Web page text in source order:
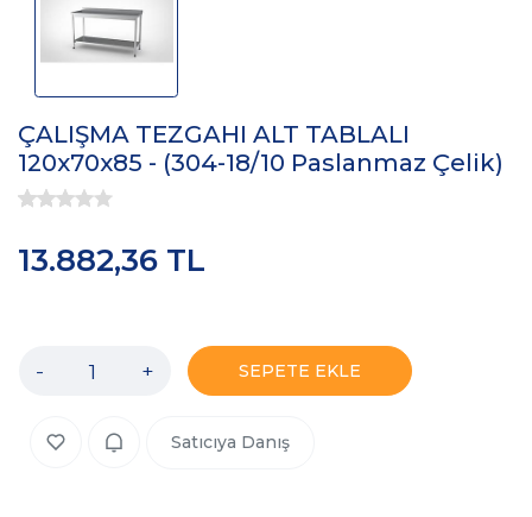
ÇALIŞMA TEZGAHI ALT TABLALI
120x70x85 - (304-18/10 Paslanmaz Çelik)
13.882,36 TL
- + SEPETE EKLE
Satıcıya Danış